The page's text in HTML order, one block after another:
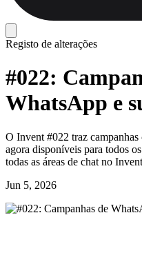
Registo de alterações
#022:
WhatsApp e
O Invent #022 traz
agora disponíveis para todos
todas as áreas de chat no
Jun 5, 2026